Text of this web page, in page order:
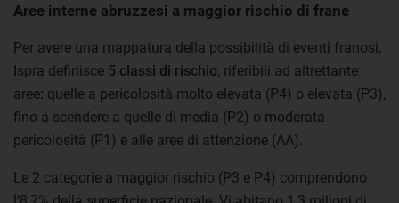
Aree interne abruzzesi a maggior rischio di frane
Per avere una mappatura della possibilità di eventi franosi,
Ispra definisce 5 classi di rischio, riferibili ad altrettante
aree: quelle a pericolosità molto elevata (P4) o elevata (P3),
fino a scendere a quelle di media (P2) o moderata
pericolosità (P1) e alle aree di attenzione (AA).
Le 2 categorie a maggior rischio (P3 e P4) comprendono